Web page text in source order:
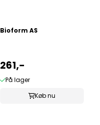
Bioform AS
261,-
På lager
Køb nu